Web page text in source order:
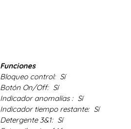
Funciones
Bloqueo control: Sí
Botón On/Off: Sí
Indicador anomalías : Sí
Indicador tiempo restante: Sí
Detergente 3&1: Sí